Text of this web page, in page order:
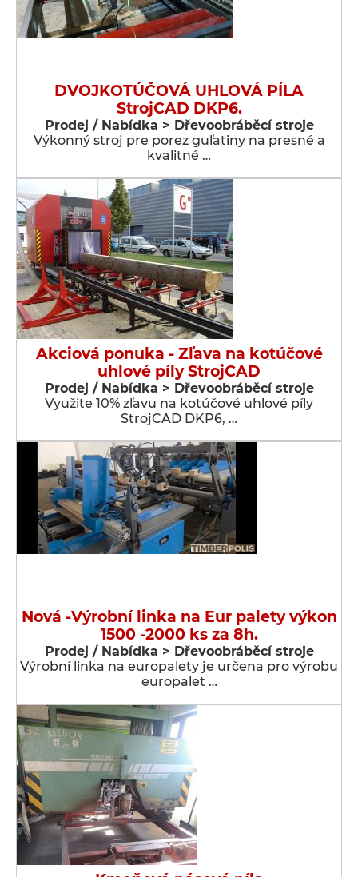
DVOJKOTÚČOVÁ UHLOVÁ PÍLA
StrojCAD DKP6.
Prodej / Nabídka > Dřevoobráběcí stroje
Výkonný stroj pre porez guľatiny na presné a
kvalitné …
Akciová ponuka - Zľava na kotúčové
uhlové píly StrojCAD
Prodej / Nabídka > Dřevoobráběcí stroje
Využite 10% zľavu na kotúčové uhlové píly
StrojCAD DKP6, …
Nová -Výrobní linka na Eur palety výkon
1500 -2000 ks za 8h.
Prodej / Nabídka > Dřevoobráběcí stroje
Výrobní linka na europalety je určena pro výrobu
europalet …